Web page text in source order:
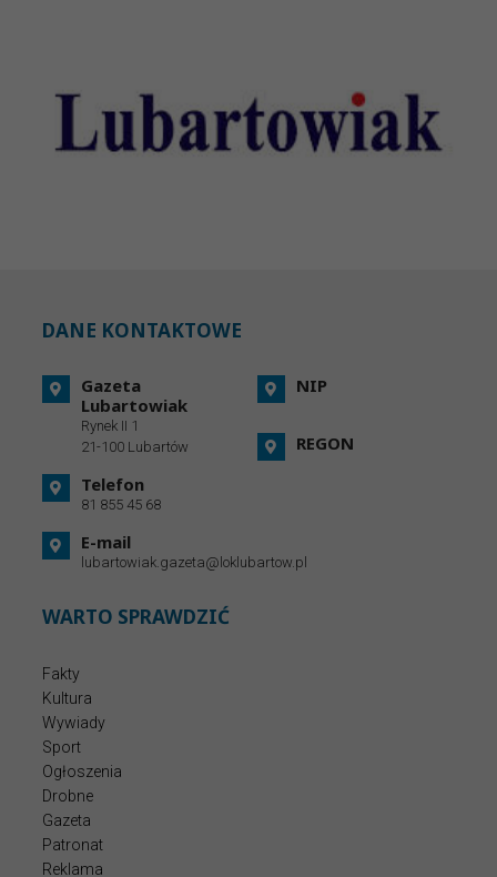
DANE KONTAKTOWE
Gazeta
Lubartowiak
Rynek II 1
21-100 Lubartów
Telefon
81 855 45 68
E-mail
lubartowiak.gazeta@loklubartow.pl
NIP
REGON
WARTO SPRAWDZIĆ
Fakty
Kultura
Wywiady
Sport
Ogłoszenia
Drobne
Gazeta
Patronat
Reklama